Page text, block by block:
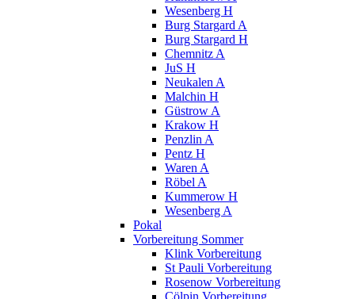
Wesenberg H
Burg Stargard A
Burg Stargard H
Chemnitz A
JuS H
Neukalen A
Malchin H
Güstrow A
Krakow H
Penzlin A
Pentz H
Waren A
Röbel A
Kummerow H
Wesenberg A
Pokal
Vorbereitung Sommer
Klink Vorbereitung
St Pauli Vorbereitung
Rosenow Vorbereitung